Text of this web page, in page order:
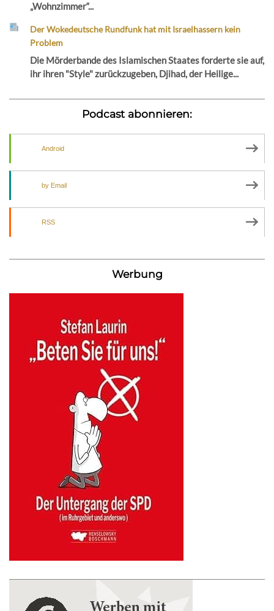
„Wohnzimmer“...
Der Wokedeutsche Rundfunk hat mit Israelhassern kein
Problem
Die Mörderbande des Islamischen Staates forderte sie auf,
ihr ihren "Style" zurückzugeben, Djihad, der Heilige...
Podcast abonnieren:
Android
by Email
RSS
Werbung